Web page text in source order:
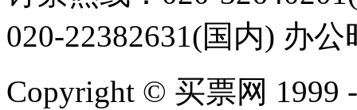
020-22382631(国内) 办
Copyright © 买票网 1999